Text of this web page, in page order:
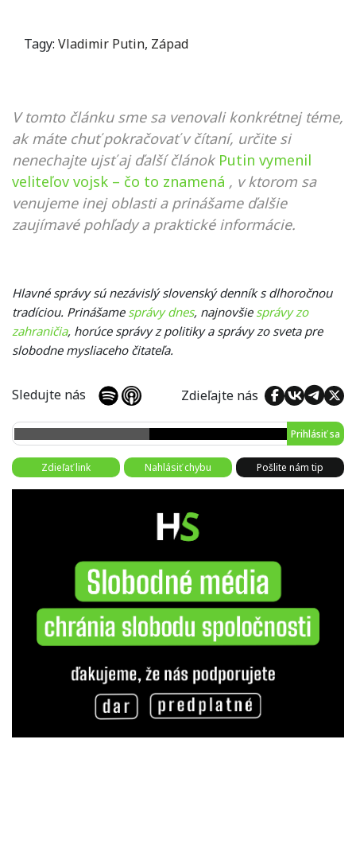
Tagy: Vladimir Putin, Západ
V tomto článku sme sa venovali konkrétnej téme,
ak máte chuť pokračovať v čítaní, určite si
nenechajte ujsť aj ďalší článok Putin vymenil
veliteľov vojsk – čo to znamená , v ktorom sa
venujeme inej oblasti a prinášame ďalšie
zaujímavé pohľady a praktické informácie.
Hlavné správy sú nezávislý slovenský denník s dlhoročnou
tradíciou. Prinášame správy dnes, najnovšie správy zo
zahraničia, horúce správy z politiky a správy zo sveta pre
slobodne mysliaceho čitateľa.
Sledujte nás Zdieľajte nás
Prihlásiť sa
Zdieľať link Nahlásiť chybu Pošlite nám tip